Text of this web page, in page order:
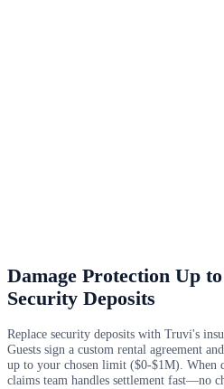
Damage Protection Up
Security Deposits
Replace security deposits with Truvi's
Guests sign a custom rental agreement
up to your chosen limit ($0-$1M). When
claims team handles settlement fast—no